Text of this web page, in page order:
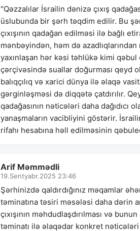
"Qəzzalılar İsrailin dənizə çıxış
üslubunda bir şərh təqdim edilir. Bu
çıxışının qadağan edilməsi ilə bağlı
mənbəyindən, həm də
yaxınlaşan hər kəsi təhlükə kimi
çərçivəsində suallar doğurması qeyd
balıqçılıq və xarici dünya ilə əlaqə
gərginləşməsi də diqqətə çatdırılır.
qadağasının nəticələri daha
yanaşmaların vacibliyini göstərir.
rifahı hesabına həll edilməsinin
Arif Məmmədli
19.Sentyabr.2025 23:46
Şərhinizdə qaldırdığınız məqamlar
təminatına təsiri məsələsi daha dərin
çıxışının məhdudlaşdırılması və
təminatı ilə əlaqədar konkret